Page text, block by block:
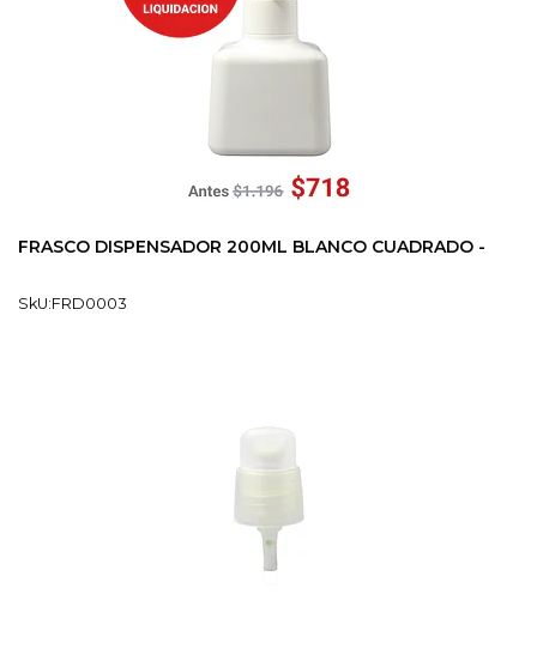
FRASCO DISPENSADOR 200ML BLANCO CUADRADO -
SkU:FRD0003